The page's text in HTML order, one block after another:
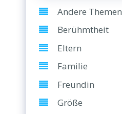
Andere Themen
Berühmtheit
Eltern
Familie
Freundin
Größe